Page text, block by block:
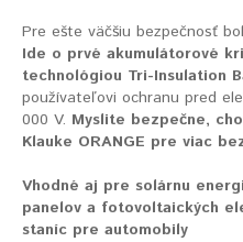
Pre ešte väčšiu bezpečnosť
Ide o prvé akumulátorové
technológiou Tri-Insulation
používateľovi ochranu pred
000 V. Myslite bezpečne,
Klauke ORANGE pre viac
Vhodné aj pre solárnu
panelov a fotovoltaických
staníc pre automobily